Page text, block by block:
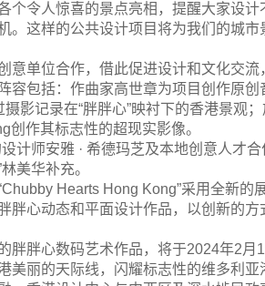
个令人惊喜的景点亮相，提醒大家设计
。这样的公共设计项目将为我们的城
意单位合作，借此促进设计和文化交
容包括：作曲家高世章为项目创作原
影记录在“胖胖心”映衬下的香港景观
创作其标志性的超现实影像。
计师安雅 · 希德玛芝及本地创意人才
美华补充。
Hearts Hong Kong”采用全新
胖心动态和平面设计作品，以创新的
胖胖心数码艺术作品，将于2024年2
美丽的天际线，闪耀标志性的维多利亚